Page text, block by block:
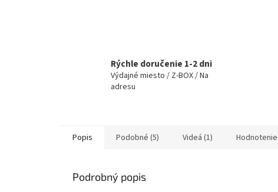
Rýchle doručenie 1-2 dni
Výdajné miesto / Z-BOX / Na
adresu
Popis Podobné (5) Videá (1) Hodnotenie
Podrobný popis